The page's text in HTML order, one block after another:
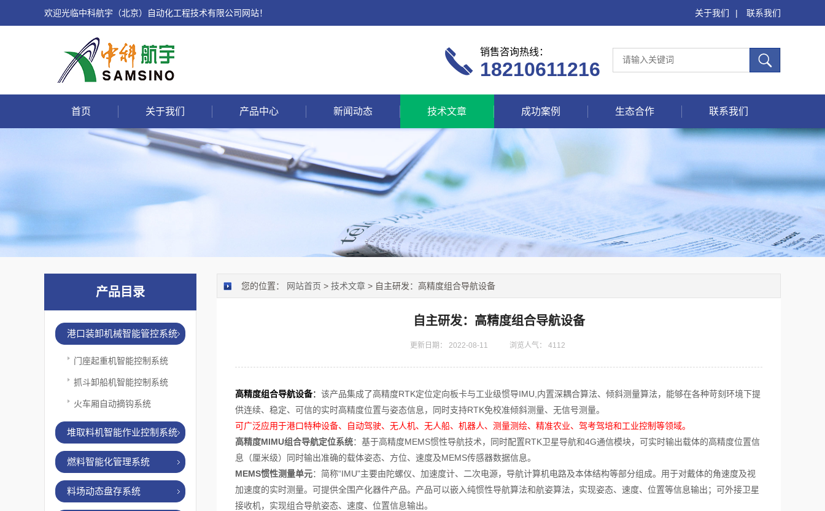
欢迎光临中科航宇（北京）自动化工程技术有限公司网站！ 关于我们 | 联系我们
销售咨询热线：
18210611216
首页 关于我们 产品中心 新闻动态 技术文章 成功案例 生态合作 联系我们
产品目录
港口装卸机械智能管控系统
门座起重机智能控制系统
抓斗卸船机智能控制系统
火车厢自动摘钩系统
堆取料机智能作业控制系统
燃料智能化管理系统
料场动态盘存系统
您的位置： 网站首页 > 技术文章 > 自主研发：高精度组合导航设备
自主研发：高精度组合导航设备
更新日期： 2022-08-11 浏览人气： 4112
高精度组合导航设备： 该产品集成了高精度RTK定位定向板卡与工业级惯导IMU, 内置深耦合算法、倾斜测量算法，能够在各种苛刻环境下提
供连续、稳定、可信的实时高精度位置与姿态信息，同时支持RTK免校准倾斜测量、无信号测量。
可广泛应用于港口特种设备、自动驾驶、无人机、无人船、机器人、测量测绘、精准农业、驾考驾培和工业控制等领域。
高精度MIMU组合导航定位系统：基于高精度MEMS惯性导航技术，同时配置RTK卫星导航和4G通信模块，可实时输出载体的高精度位置信
息（厘米级）同时输出准确的载体姿态、方位、速度及MEMS传感器数据信息。
MEMS惯性测量单元：简称“IMU"主要由陀螺仪、加速度计、二次电源，导航计算机电路及本体结构等部分组成。用于对戴体的角速度及视
加速度的实时测量。可提供全围产化器件产品。产品可以嵌入纯惯性导航算法和航姿算法，实现姿态、速度、位置等信息输出；可外接卫星
接收机，实现组合导航姿态、速度、位置信息输出。